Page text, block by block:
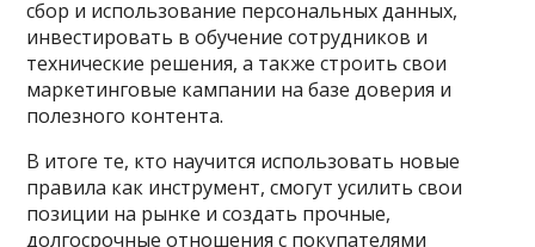
сбор и использование персональных данных,
инвестировать в обучение сотрудников и
технические решения, а также строить свои
маркетинговые кампании на базе доверия и
полезного контента.
В итоге те, кто научится использовать новые
правила как инструмент, смогут усилить свои
позиции на рынке и создать прочные,
долгосрочные отношения с покупателями